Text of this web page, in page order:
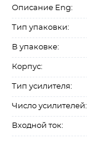
Описание Eng:
Тип упаковки:
В упаковке:
Корпус:
Тип усилителя:
Число усилителей:
Входной ток: